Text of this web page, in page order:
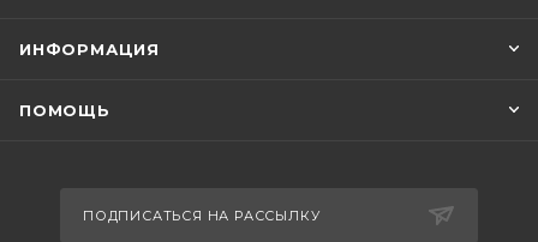
ИНФОРМАЦИЯ
ПОМОЩЬ
ПОДПИСАТЬСЯ НА РАССЫЛКУ